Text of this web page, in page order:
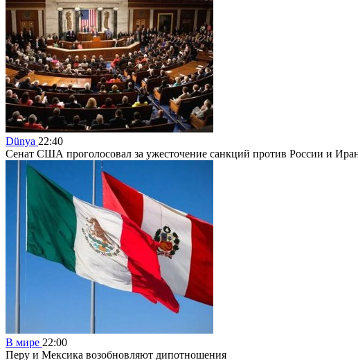
Dünya 22:40
Сенат США проголосовал за ужесточение санкций против России и
В мире 22:00
Перу и Мексика возобновляют дипотношения